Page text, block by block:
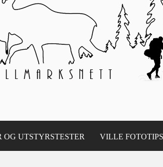
OG UTSTYRSTESTER VILLE FOTOTIPS